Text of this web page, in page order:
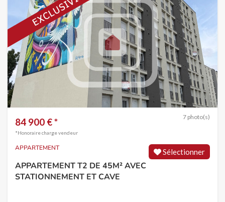
7 photo(s)
84 900 € *
*Honoraire charge vendeur
Sélectionner
APPARTEMENT
APPARTEMENT T2 DE 45M² AVEC
STATIONNEMENT ET CAVE